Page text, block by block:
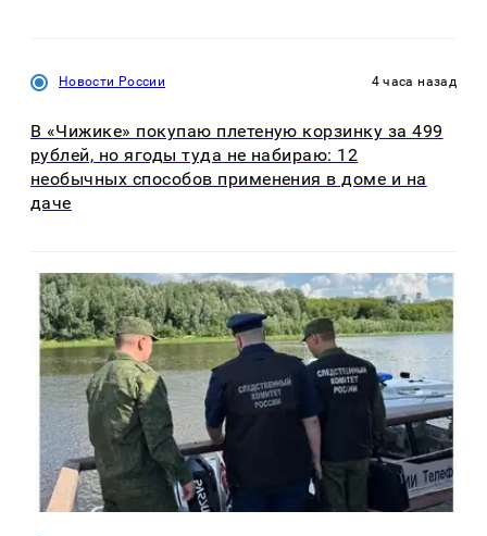
Новости России 4 часа назад
В «Чижике» покупаю плетеную корзинку за 499
рублей, но ягоды туда не набираю: 12
необычных способов применения в доме и на
даче